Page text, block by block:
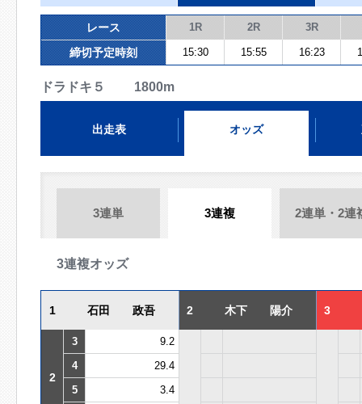
レース 1R 2R 3R
締切予定時刻 15:30 15:55 16:23
ドラドキ５ 1800m
出走表 オッズ
3連単 3連複 2連単・2連
3連複オッズ
1 石田 政吾 2 木下 陽介 3
2
3
9.2
4
29.4
5
3.4